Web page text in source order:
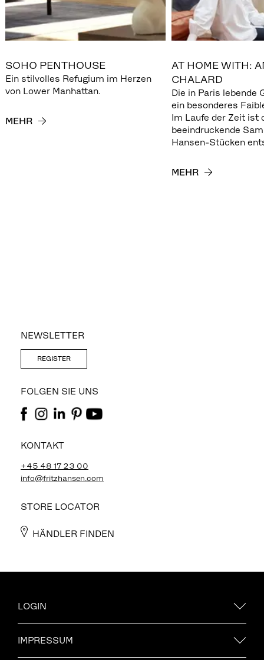
SOHO PENTHOUSE
Ein stilvolles Refugium im Herzen
von Lower Manhattan.
MEHR
AT HOME WITH:
CHALARD
Die in Paris lebende
ein besonderes
Im Laufe der Zeit ist
beeindruckende
Hansen-Stücken
MEHR
NEWSLETTER
REGISTER
FOLGEN SIE UNS
KONTAKT
+45 48 17 23 00
info@fritzhansen.com
STORE LOCATOR
HÄNDLER FINDEN
LOGIN
IMPRESSUM